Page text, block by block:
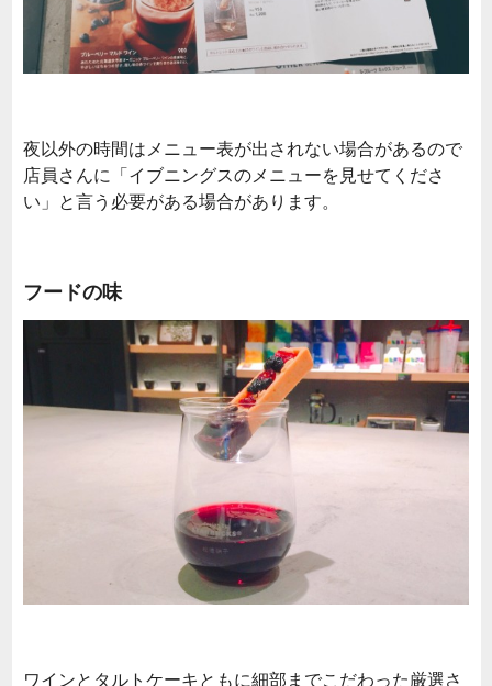
夜以外の時間はメニュー表が出されない場合があるので
店員さんに「イブニングスのメニューを見せてくださ
い」と言う必要がある場合があります。
フードの味
ワインとタルトケーキともに細部までこだわった厳選さ